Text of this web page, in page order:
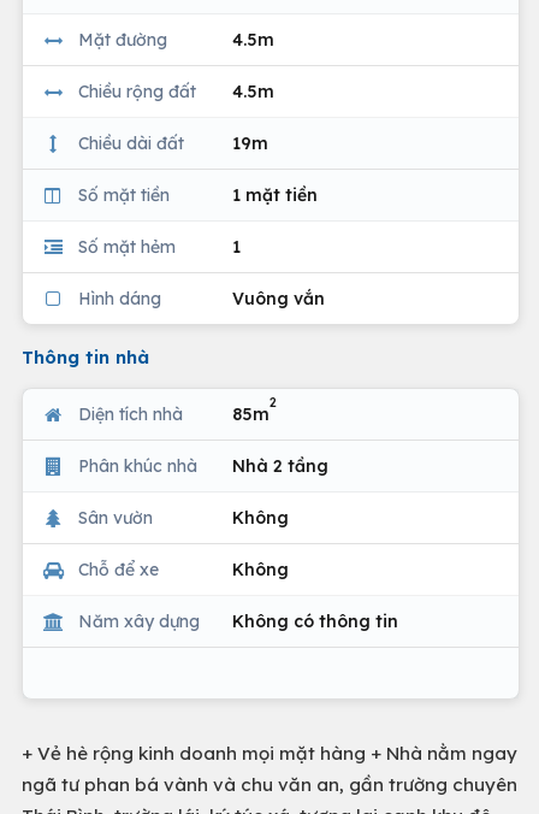
Mặt đường 4.5m
Chiều rộng đất 4.5m
Chiều dài đất 19m
Số mặt tiền 1 mặt tiền
Số mặt hẻm 1
Hình dáng Vuông vắn
Thông tin nhà
Diện tích nhà 85m
2
Phân khúc nhà Nhà 2 tầng
Sân vườn Không
Chỗ để xe Không
Năm xây dựng Không có thông tin
+ Vẻ hè rộng kinh doanh mọi mặt hàng + Nhà nằm ngay
ngã tư phan bá vành và chu văn an, gần trường chuyên